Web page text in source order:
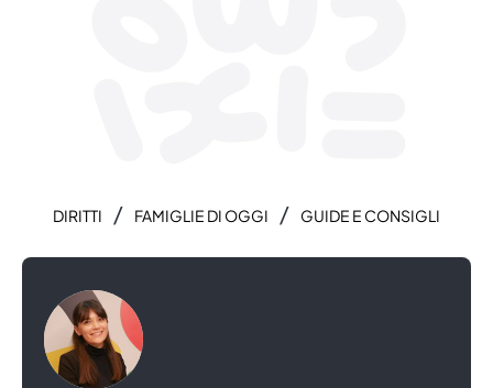
DIRITTI / FAMIGLIE DI OGGI / GUIDE E CONSIGLI